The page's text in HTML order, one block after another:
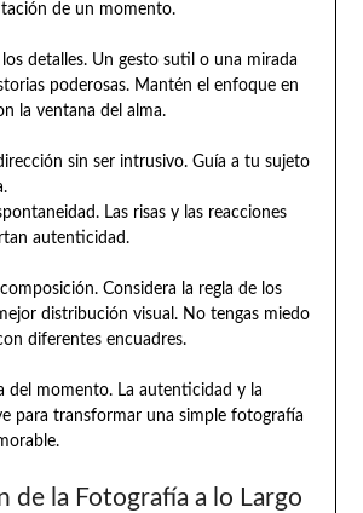
de un momento.
detalles. Un gesto sutil o una mirada
poderosas. Mantén el enfoque en
la ventana del alma.
sin ser intrusivo. Guía a tu sujeto
Las risas y las reacciones
autenticidad.
Considera la regla de los
distribución visual. No tengas miedo
diferentes encuadres.
del momento. La autenticidad y la
para transformar una simple fotografía
de la Fotografía a lo Largo